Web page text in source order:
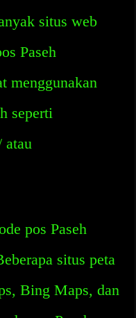
situs web
Paseh
menggunakan
seperti
atau
pos Paseh
situs peta
Bing Maps, dan